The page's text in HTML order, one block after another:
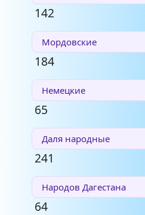
142
Мордовские
184
Немецкие
65
Даля народные
241
Народов Дагестана
64